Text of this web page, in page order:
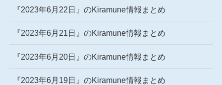
『2023年6月22日』のKiramune情報まとめ
『2023年6月21日』のKiramune情報まとめ
『2023年6月20日』のKiramune情報まとめ
『2023年6月19日』のKiramune情報まとめ